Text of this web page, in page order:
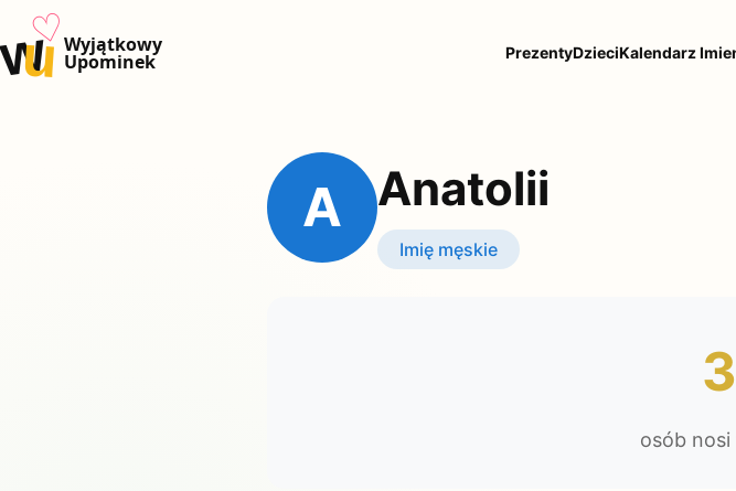
u♡Wyjątkowy
Upominek PrezentyDzieciKalendarz
A Anatolii
Imię męskie
3
osób